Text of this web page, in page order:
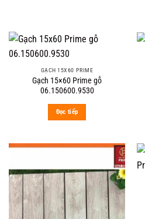
GẠCH 15X60 PRIME
Gạch 15×60 Prime gỗ
06.150600.9530
Đọc tiếp